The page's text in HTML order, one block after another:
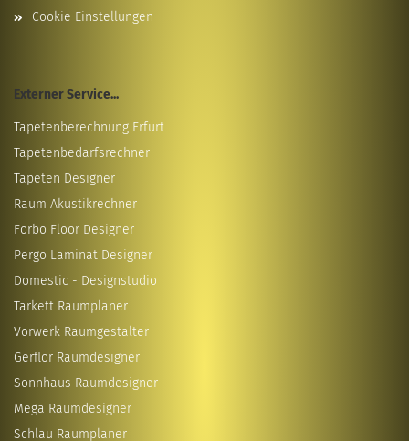
Cookie Einstellungen
Externer Service...
Tapetenberechnung Erfurt
Tapetenbedarfsrechner
Tapeten Designer
Raum Akustikrechner
Forbo Floor Designer
Pergo Laminat Designer
Domestic - Designstudio
Tarkett Raumplaner
Vorwerk Raumgestalter
Gerflor Raumdesigner
Sonnhaus Raumdesigner
Mega Raumdesigner
Schlau Raumplaner